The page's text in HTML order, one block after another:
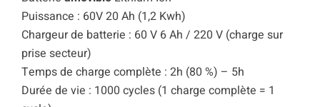
Puissance : 60V 20 Ah (1,2 Kwh)
Chargeur de batterie : 60 V 6 Ah / 220 V (charge sur
prise secteur)
Temps de charge complète : 2h (80 %) – 5h
Durée de vie : 1000 cycles (1 charge complète = 1